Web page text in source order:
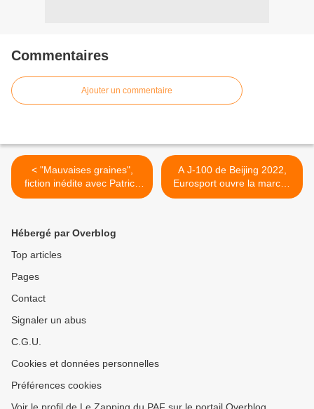
Commentaires
Ajouter un commentaire
< "Mauvaises graines",
fiction inédite avec Patrick
Fiori, Michel Jonasz et
A J-100 de Beijing 2022,
Eurosport ouvre la marche
vers les jeux Olympiques
Hébergé par Overblog
Top articles
Pages
Contact
Signaler un abus
C.G.U.
Cookies et données personnelles
Préférences cookies